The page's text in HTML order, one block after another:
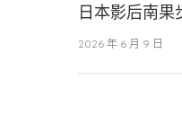
日本影后南
2026 年 6 月 9 日